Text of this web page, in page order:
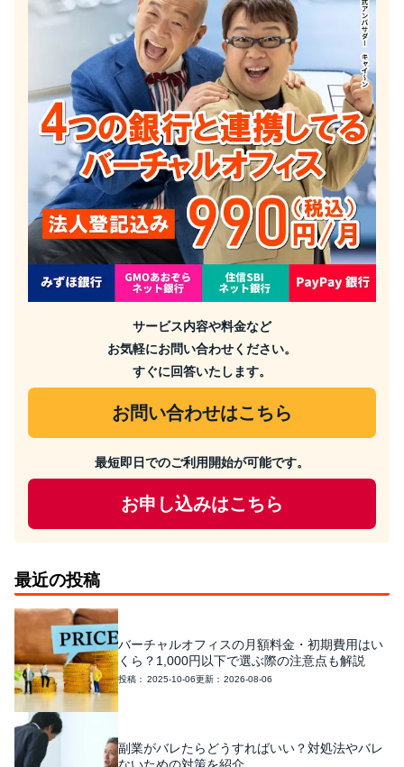
サービス内容や料金など
お気軽にお問い合わせください。
すぐに回答いたします。
お問い合わせはこちら
最短即日でのご利用開始が可能です。
お申し込みはこちら
最近の投稿
バーチャルオフィスの月額料金・初期費用はい
くら？1,000円以下で選ぶ際の注意点も解説
2025-10-06 2026-08-06
副業がバレたらどうすればいい？対処法やバレ
ないための対策を紹介